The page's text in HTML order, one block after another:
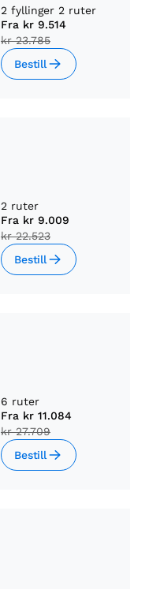
2 fyllinger 2 ruter
Fra kr 9.514
kr 23.785
Bestill
2 ruter
Fra kr 9.009
kr 22.523
Bestill
6 ruter
Fra kr 11.084
kr 27.709
Bestill